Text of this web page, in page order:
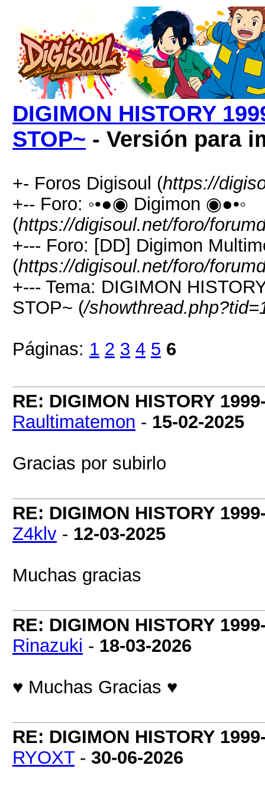
DIGIMON HISTORY
STOP~ - Versión para
+- Foros Digisoul (https://
+-- Foro: ◦•●◉ Digimon ◉●•◦
(https://digisoul.net/foro/
+--- Foro: [DD] Digimon
(https://digisoul.net/foro/
+--- Tema: DIGIMON
STOP~ (/
Páginas: 1 2 3 4 5 6
RE: DIGIMON HISTORY
Raultimatemon - 15-02-2025
Gracias por subirlo
RE: DIGIMON HISTORY
Z4klv - 12-03-2025
Muchas gracias
RE: DIGIMON HISTORY
Rinazuki - 18-03-2026
♥ Muchas Gracias ♥
RE: DIGIMON HISTORY
RYOXT- 30-06-2026